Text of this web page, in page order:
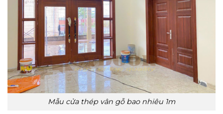
Mẫu cửa thép vân gỗ bao nhiêu 1m